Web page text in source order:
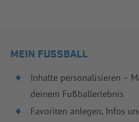
MEIN FUSSBALL
Inhalte personalisieren –
deinem Fußballerlebnis
Favoriten anlegen, Infos